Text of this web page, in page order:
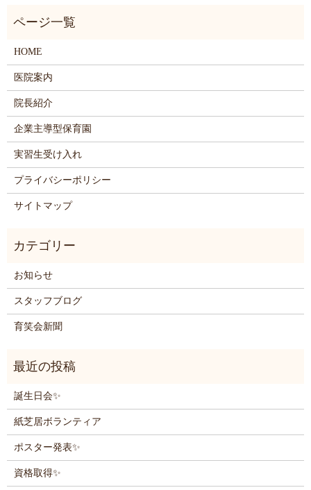
HOME
医院案内
院長紹介
企業主導型保育園
実習生受け入れ
プライバシーポリシー
サイトマップ
お知らせ
スタッフブログ
育笑会新聞
誕生日会✨
紙芝居ボランティア
ポスター発表✨
資格取得✨